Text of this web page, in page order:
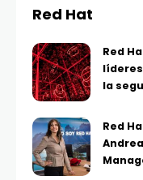
Red Hat
Red
la
Red